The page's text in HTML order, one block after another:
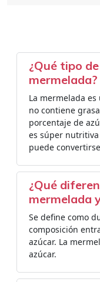
¿Qué tipo
mermelada?
La mermelada
no contiene
porcentaje de
es súper nutritiva
puede
¿Qué
mermelada
Se define como
composición
azúcar. La
azúcar.